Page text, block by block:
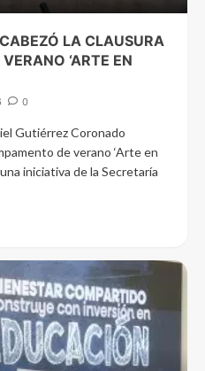
LA CLAUSURA
‘ARTE EN
0
Gutiérrez Coronado
de verano ‘Arte en
iniciativa de la Secretaría